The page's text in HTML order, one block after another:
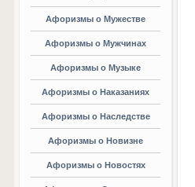
Афоризмы о Мужестве
Афоризмы о Мужчинах
Афоризмы о Музыке
Афоризмы о Наказаниях
Афоризмы о Наследстве
Афоризмы о Новизне
Афоризмы о Новостях